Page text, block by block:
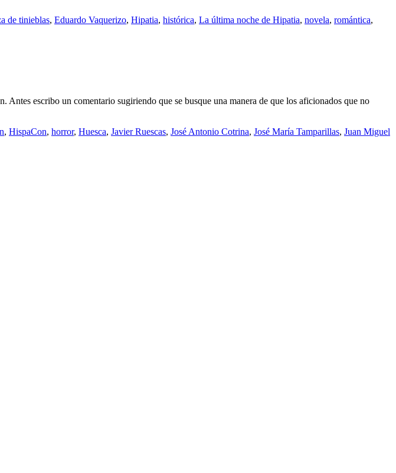
de tinieblas, Eduardo Vaquerizo, Hipatia, histórica, La última noche de Hipatia, novela, romántica,
escribo un comentario sugiriendo que se busque una manera de que los aficionados que no
, HispaCon, horror, Huesca, Javier Ruescas, José Antonio Cotrina, José María Tamparillas, Juan Miguel